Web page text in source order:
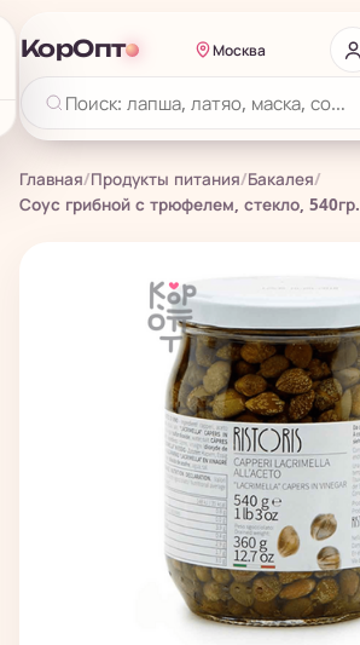
КорОпт Москва
Главная/Продукты питания/Бакалея/
Соус грибной с трюфелем, стекло, 540гр.